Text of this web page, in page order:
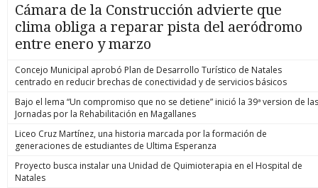
Cámara de la Construcción advierte que
clima obliga a reparar pista del aeródromo
entre enero y marzo
Concejo Municipal aprobó Plan de Desarrollo Turístico de Natales
centrado en reducir brechas de conectividad y de servicios básicos
Bajo el lema “Un compromiso que no se detiene” inició la 39ª version de las
Jornadas por la Rehabilitación en Magallanes
Liceo Cruz Martínez, una historia marcada por la formación de
generaciones de estudiantes de Ultima Esperanza
Proyecto busca instalar una Unidad de Quimioterapia en el Hospital de
Natales